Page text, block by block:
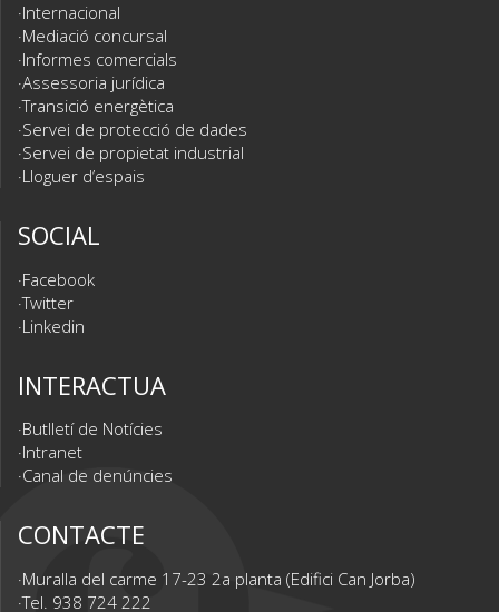
Internacional
Mediació concursal
Informes comercials
Assessoria jurídica
Transició energètica
Servei de protecció de dades
Servei de propietat industrial
Lloguer d’espais
SOCIAL
Facebook
Twitter
Linkedin
INTERACTUA
Butlletí de Notícies
Intranet
Canal de denúncies
CONTACTE
Muralla del carme 17-23 2a planta (Edifici Can Jorba)
Tel. 938 724 222